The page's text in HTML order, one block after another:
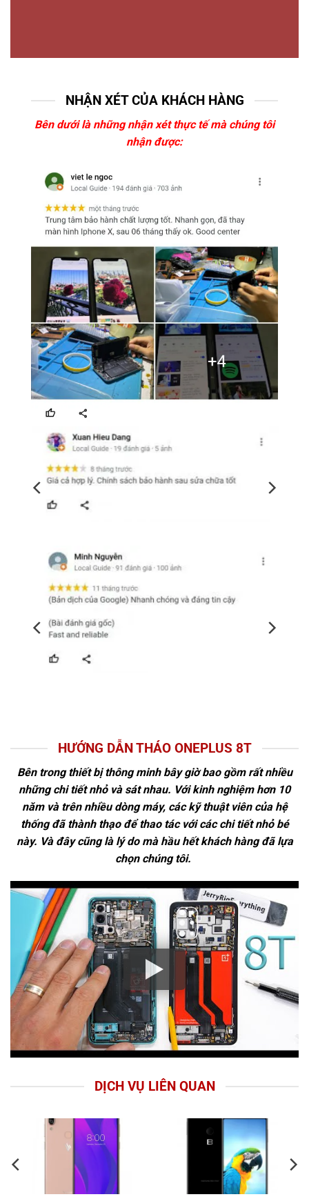
NHẬN XÉT CỦA KHÁCH HÀNG
Bên dưới là những nhận xét thực tế mà chúng tôi
nhận được:
HƯỚNG DẪN THÁO ONEPLUS 8T
Bên trong thiết bị thông minh bây giờ bao gồm rất nhiều
những chi tiết nhỏ và sát nhau. Với kinh nghiệm hơn 10
năm và trên nhiều dòng máy, các kỹ thuật viên của hệ
thống đã thành thạo để thao tác với các chi tiết nhỏ bé
này. Và đây cũng là lý do mà hầu hết khách hàng đã lựa
chọn chúng tôi.
DỊCH VỤ LIÊN QUAN